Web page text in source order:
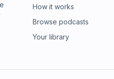
How it works
Browse podcasts
Your library